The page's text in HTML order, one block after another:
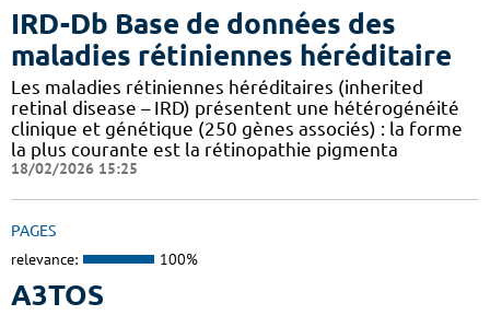
IRD-Db Base de données des
maladies rétiniennes héréditaire
Les maladies rétiniennes héréditaires (inherited
retinal disease – IRD) présentent une hétérogénéité
clinique et génétique (250 gènes associés) : la forme
la plus courante est la rétinopathie pigmenta
18/02/2026 15:25
PAGES
relevance: 100%
A3TOS